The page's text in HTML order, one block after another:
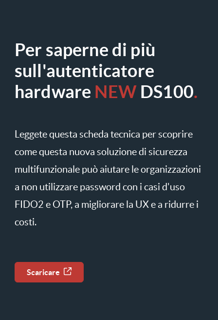
Per saperne di più
sull'autenticatore
hardware NEWDS100.
Leggete questa scheda tecnica per scoprire
come questa nuova soluzione di sicurezza
multifunzionale può aiutare le organizzazioni
a non utilizzare password con i casi d'uso
FIDO2 e OTP, a migliorare la UX e a ridurre i
costi.
Scaricare